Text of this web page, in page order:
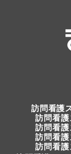
訪問看護
訪問看
訪問看
訪問看
訪問看